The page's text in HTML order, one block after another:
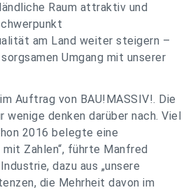
Raum attraktiv und
am Land weiter steigern –
Umgang mit unserer
Auftrag von BAU!MASSIV!. Die
denken darüber nach. Viel
2016 belegte eine
Zahlen“, führte Manfred
dazu aus „unsere
die Mehrheit davon im